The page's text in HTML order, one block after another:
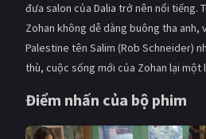
đưa salon của Dalia trở nên nổi tiếng.
Zohan không dễ dàng buông tha anh,
Palestine tên Salim (Rob Schneider)
thù, cuộc sống mới của Zohan lại một
Điểm nhấn của bộ phim